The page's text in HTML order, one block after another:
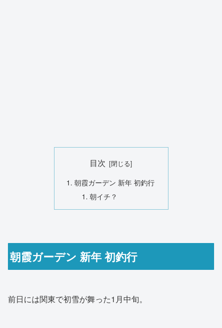
目次
朝霞ガーデン 新年 初釣行
朝イチ？
朝霞ガーデン 新年 初釣行
前日には関東で初雪が舞った1月中旬。